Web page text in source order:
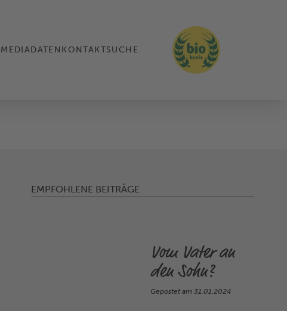
MEDIADATEN KONTAKTSUCHE
EMPFOHLENE BEITRÄGE
Vom Vater an
den Sohn?
Gepostet am 31.01.2024